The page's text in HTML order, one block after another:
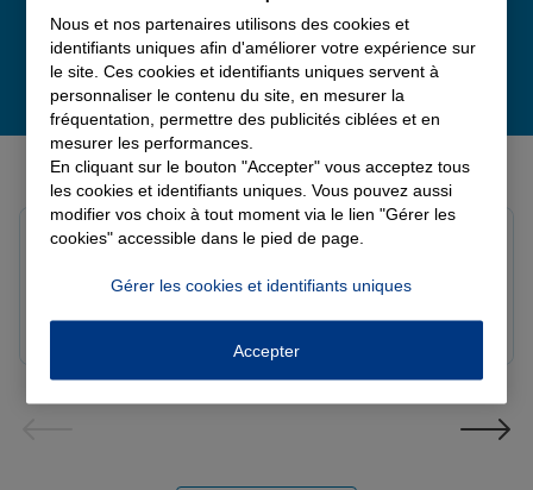
Derniers avis de nos agences Allianz
Le 09/08/2026 - Agence LANGRES-SAINT GEOSMES
Fanny B.
Nous et nos partenaires utilisons des cookies et
identifiants uniques afin d'améliorer votre expérience sur
le site. Ces cookies et identifiants uniques servent à
personnaliser le contenu du site, en mesurer la
fréquentation, permettre des publicités ciblées et en
mesurer les performances.
En cliquant sur le bouton "Accepter" vous acceptez tous
les cookies et identifiants uniques. Vous pouvez aussi
modifier vos choix à tout moment via le lien "Gérer les
cookies" accessible dans le pied de page.
Gérer les cookies et identifiants uniques
Accepter